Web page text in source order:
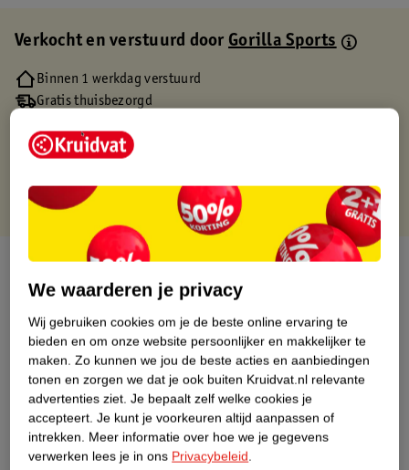
Verkocht en verstuurd doorGorilla Sports
Binnen 1 werkdag verstuurd
Gratis thuisbezorgd
Gratis punten met je Kruidvat kaart
Over dit product
Etiketinformatie
Nature Impact Score
Dit product heeft (nog) geen Nature
Impact Score.
We waarderen je privacy
Wij gebruiken cookies om je de beste online ervaring te
bieden en om onze website persoonlijker en makkelijker te
maken. Zo kunnen we jou de beste acties en aanbiedingen
tonen en zorgen we dat je ook buiten Kruidvat.nl relevante
advertenties ziet. Je bepaalt zelf welke cookies je
accepteert. Je kunt je voorkeuren altijd aanpassen of
intrekken. Meer informatie over hoe we je gegevens
verwerken lees je in ons Privacybeleid.